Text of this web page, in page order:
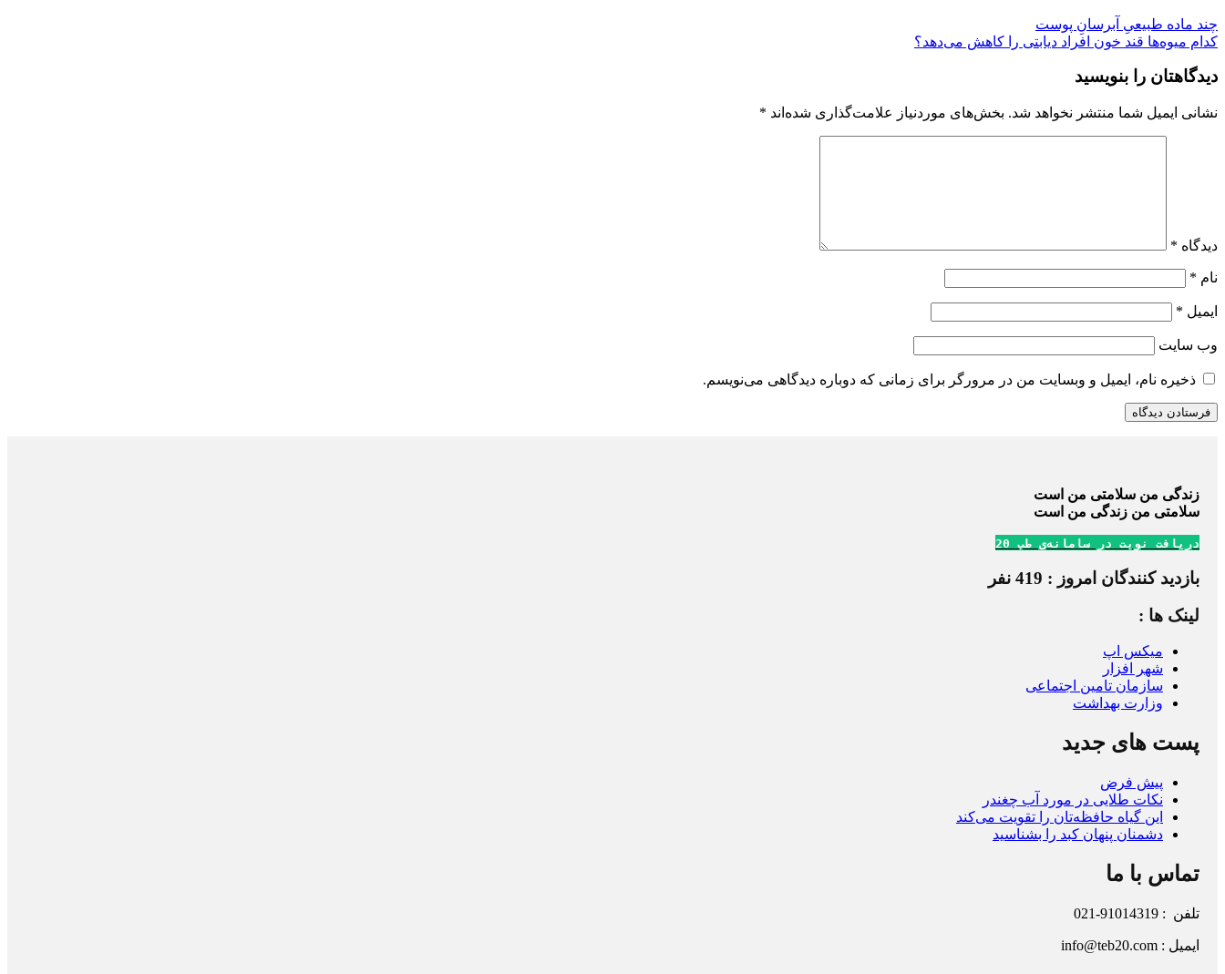
چند ماده طبیعیِ آبرسانِ پوست
کدام میوه‌ها قند خون افراد دیابتی را کاهش می‌دهد؟
دیدگاهتان را بنویسید
نشانی ایمیل شما منتشر نخواهد شد. بخش‌های موردنیاز علامت‌گذاری شده‌اند *
دیدگاه *
نام *
ایمیل *
وب‌ سایت
ذخیره نام، ایمیل و وبسایت من در مرورگر برای زمانی که دوباره دیدگاهی می‌نویسم.
زندگی من سلامتی من است
سلامتی من زندگی من است
دریافت نوبت در سامانه‌ی طب 20
بازدید کنندگان امروز : 419 نفر
لینک ها :
میکس اپ
شهر افزار
سازمان تامین اجتماعی
وزارت بهداشت
پست های جدید
پیش فرض
نکات طلایی در مورد آب چغندر
این گیاه حافظه‌تان را تقویت می‌کند
دشمنان پنهان کبد را بشناسید
تماس با ما
تلفن : 91014319-021
ایمیل : info@teb20.com